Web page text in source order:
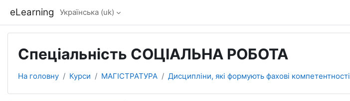
eLearning Українська ‎(uk)‎
Спеціальність СОЦІАЛЬНА РОБОТА
На головну Курси МАГІСТРАТУРА Дисципліни, які формують фахові компетентності